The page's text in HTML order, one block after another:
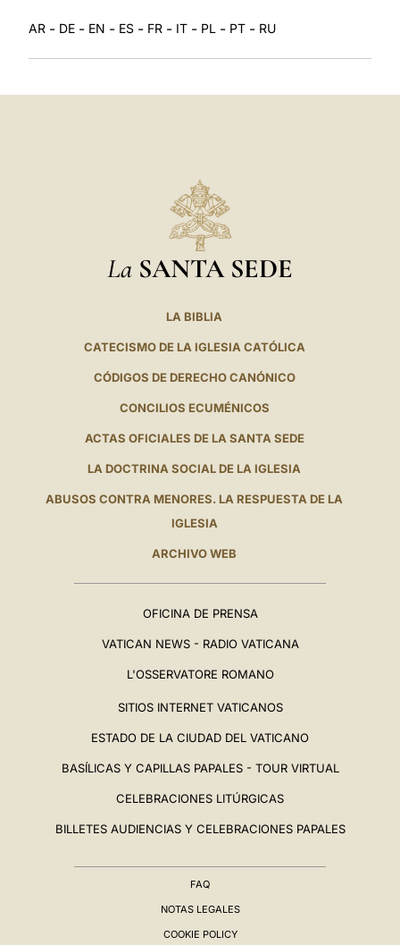
AR - DE - EN - ES - FR - IT - PL - PT - RU
La SANTA SEDE
LA BIBLIA
CATECISMO DE LA IGLESIA CATÓLICA
CÓDIGOS DE DERECHO CANÓNICO
CONCILIOS ECUMÉNICOS
ACTAS OFICIALES DE LA SANTA SEDE
LA DOCTRINA SOCIAL DE LA IGLESIA
ABUSOS CONTRA MENORES. LA RESPUESTA DE LA
IGLESIA
ARCHIVO WEB
OFICINA DE PRENSA
VATICAN NEWS - RADIO VATICANA
L'OSSERVATORE ROMANO
SITIOS INTERNET VATICANOS
ESTADO DE LA CIUDAD DEL VATICANO
BASÍLICAS Y CAPILLAS PAPALES - TOUR VIRTUAL
CELEBRACIONES LITÚRGICAS
BILLETES AUDIENCIAS Y CELEBRACIONES PAPALES
FAQ
NOTAS LEGALES
COOKIE POLICY